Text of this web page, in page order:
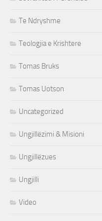
Te Ndryshme
Teologjia e Krishtere
Tomas Bruks
Tomas Uotson
Uncategorized
Ungjillëzimi & Misioni
Ungjillëzues
Ungjilli
Video